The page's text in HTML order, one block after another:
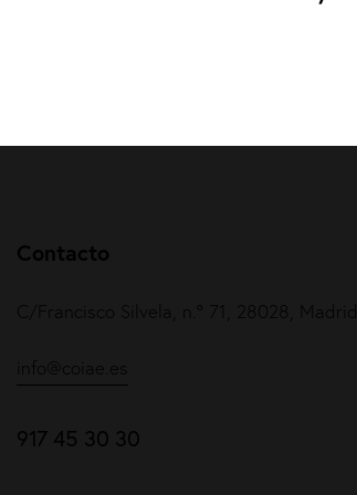
Contacto
C/Francisco Silvela, n.º 71, 28028, Madrid
info@coiae.es
917 45 30 30